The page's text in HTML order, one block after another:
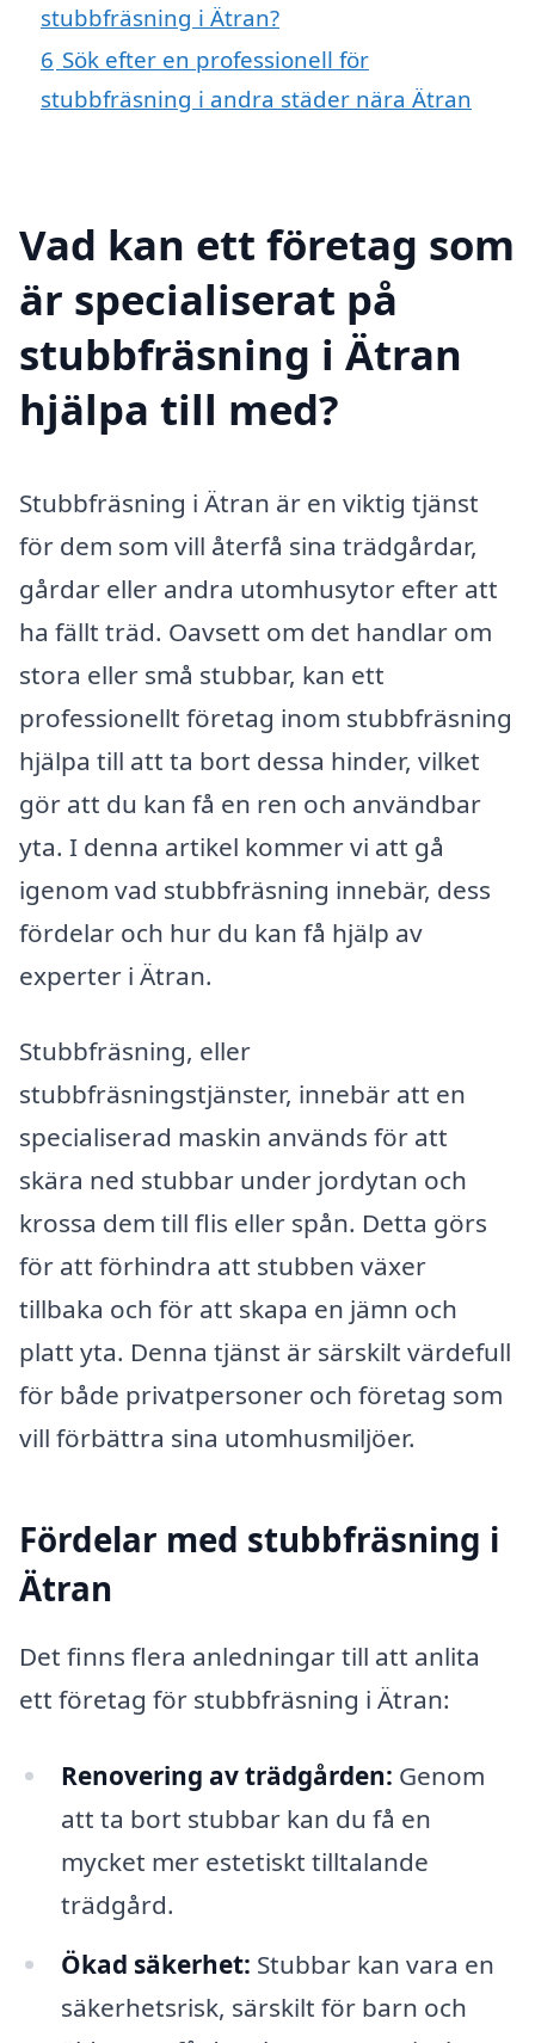
stubbfräsning i Ätran?
6 Sök efter en professionell för
stubbfräsning i andra städer nära Ätran
Vad kan ett företag som
är specialiserat på
stubbfräsning i Ätran
hjälpa till med?
Stubbfräsning i Ätran är en viktig tjänst
för dem som vill återfå sina trädgårdar,
gårdar eller andra utomhusytor efter att
ha fällt träd. Oavsett om det handlar om
stora eller små stubbar, kan ett
professionellt företag inom stubbfräsning
hjälpa till att ta bort dessa hinder, vilket
gör att du kan få en ren och användbar
yta. I denna artikel kommer vi att gå
igenom vad stubbfräsning innebär, dess
fördelar och hur du kan få hjälp av
experter i Ätran.
Stubbfräsning, eller
stubbfräsningstjänster, innebär att en
specialiserad maskin används för att
skära ned stubbar under jordytan och
krossa dem till flis eller spån. Detta görs
för att förhindra att stubben växer
tillbaka och för att skapa en jämn och
platt yta. Denna tjänst är särskilt värdefull
för både privatpersoner och företag som
vill förbättra sina utomhusmiljöer.
Fördelar med stubbfräsning i
Ätran
Det finns flera anledningar till att anlita
ett företag för stubbfräsning i Ätran:
Renovering av trädgården: Genom
att ta bort stubbar kan du få en
mycket mer estetiskt tilltalande
trädgård.
Ökad säkerhet: Stubbar kan vara en
säkerhetsrisk, särskilt för barn och